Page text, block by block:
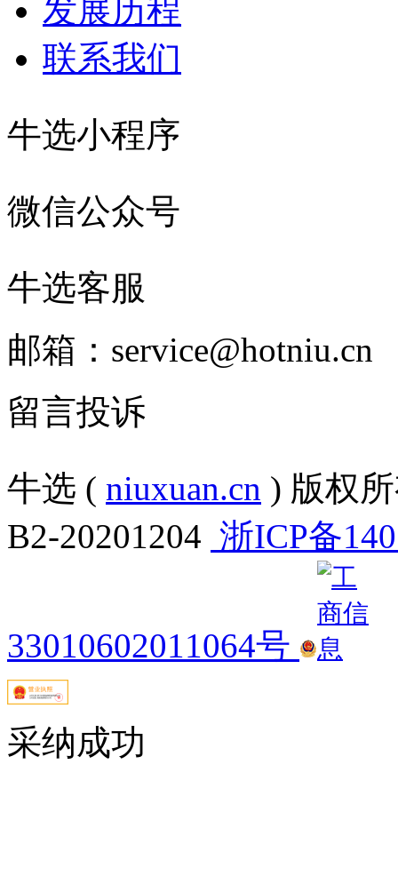
发展历程
联系我们
牛选小程序
微信公众号
牛选客服
邮箱：service@hotniu.cn
留言投诉
牛选 ( niuxuan.cn ) 版权
B2-20201204 浙ICP备
33010602011064号
采纳成功